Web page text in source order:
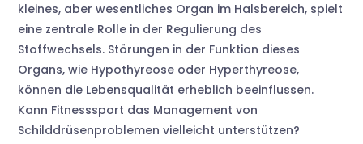
kleines, aber wesentliches Organ im Halsbereich, spielt
eine zentrale Rolle in der Regulierung des
Stoffwechsels. Störungen in der Funktion dieses
Organs, wie Hypothyreose oder Hyperthyreose,
können die Lebensqualität erheblich beeinflussen.
Kann Fitnesssport das Management von
Schilddrüsenproblemen vielleicht unterstützen?